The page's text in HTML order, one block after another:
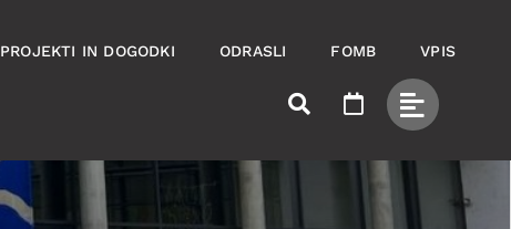
PROJEKTI IN DOGODKI ODRASLI FOMB VPIS